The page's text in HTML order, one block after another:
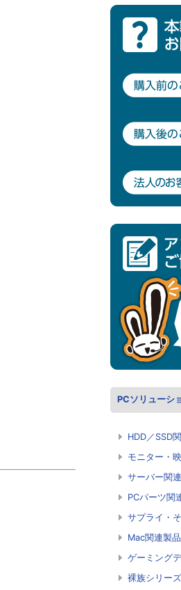
PCソリューシ
HDD／SSD
モニター・
サーバー関
PCパーツ関
サプライ・
Mac関連製品
ゲーミング
裸族シリーズ